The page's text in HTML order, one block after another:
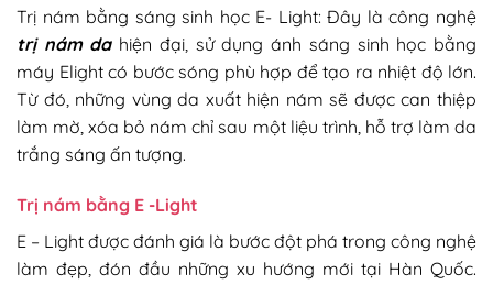
Trị nám bằng sáng sinh học E- Light: Đây là công nghệ
trị nám dahiện đại, sử dụng ánh sáng sinh học bằng
máy Elight có bước sóng phù hợp để tạo ra nhiệt độ lớn.
Từ đó, những vùng da xuất hiện nám sẽ được can thiệp
làm mờ, xóa bỏ nám chỉ sau một liệu trình, hỗ trợ làm da
trắng sáng ấn tượng.
Trị nám bằng E -Light
E – Light được đánh giá là bước đột phá trong công nghệ
làm đẹp, đón đầu những xu hướng mới tại Hàn Quốc.